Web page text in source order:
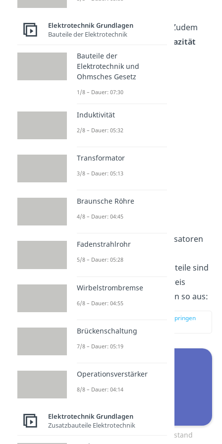
Kondensator der gleiche. Zudem
Gesamtkapazität
zu:
Parallelschaltung
Widerstände oder Kondensatoren
. Die Bauteile sind
hierbei parallel im Schaltkreis
angeordnet. Das sieht dann so aus:
zur Stelle im Video springen
(02:12)
Parallelschaltung Widerstand
Elektrotechnik Grundlagen
Bauteile der Elektrotechnik
Bauteile der
Elektrotechnik und
Ohmsches Gesetz
1/8 – Dauer: 07:30
Induktivität
2/8 – Dauer: 05:32
Transformator
3/8 – Dauer: 05:13
Braunsche Röhre
4/8 – Dauer: 04:45
Fadenstrahlrohr
5/8 – Dauer: 05:28
Wirbelstrombremse
6/8 – Dauer: 04:55
Brückenschaltung
7/8 – Dauer: 05:19
Operationsverstärker
8/8 – Dauer: 04:14
Elektrotechnik Grundlagen
Zusatzbauteile Elektrotechnik